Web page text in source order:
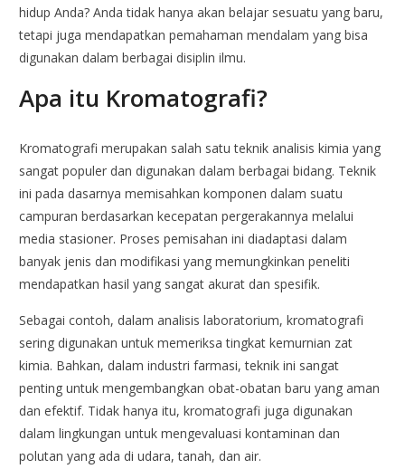
hidup Anda? Anda tidak hanya akan belajar sesuatu yang baru,
tetapi juga mendapatkan pemahaman mendalam yang bisa
digunakan dalam berbagai disiplin ilmu.
Apa itu Kromatografi?
Kromatografi merupakan salah satu teknik analisis kimia yang
sangat populer dan digunakan dalam berbagai bidang. Teknik
ini pada dasarnya memisahkan komponen dalam suatu
campuran berdasarkan kecepatan pergerakannya melalui
media stasioner. Proses pemisahan ini diadaptasi dalam
banyak jenis dan modifikasi yang memungkinkan peneliti
mendapatkan hasil yang sangat akurat dan spesifik.
Sebagai contoh, dalam analisis laboratorium, kromatografi
sering digunakan untuk memeriksa tingkat kemurnian zat
kimia. Bahkan, dalam industri farmasi, teknik ini sangat
penting untuk mengembangkan obat-obatan baru yang aman
dan efektif. Tidak hanya itu, kromatografi juga digunakan
dalam lingkungan untuk mengevaluasi kontaminan dan
polutan yang ada di udara, tanah, dan air.